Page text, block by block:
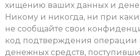
хищению ваших данных и
Никому и никогда, ни при
не сообщайте свои
код подтверждения операции
денежных средств,